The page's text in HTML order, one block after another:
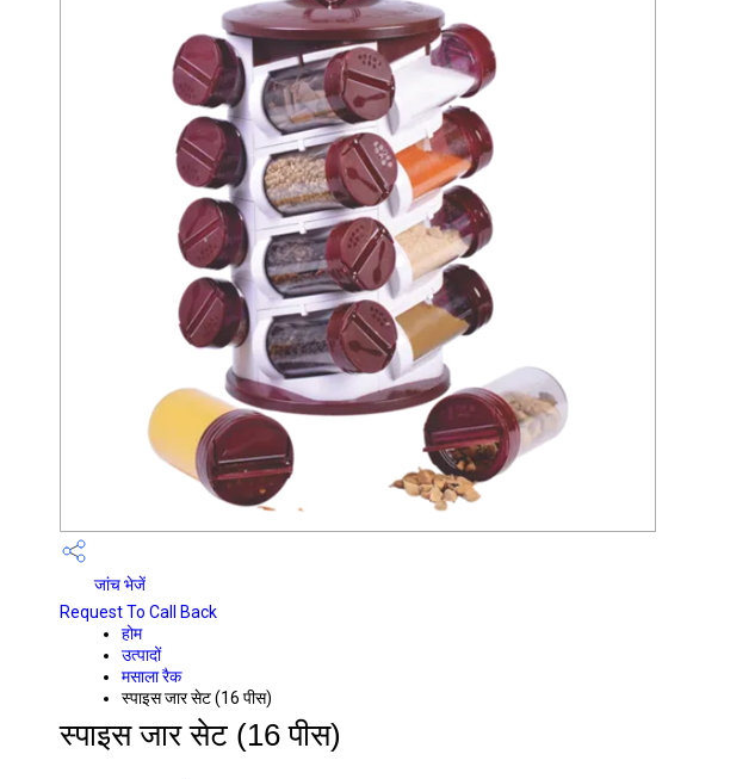
जांच भेजें
Request To Call Back
होम
उत्पादों
मसाला रैक
स्पाइस जार सेट (16 पीस)
स्पाइस जार सेट (16 पीस)